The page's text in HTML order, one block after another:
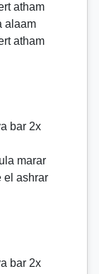
atham
alaam
atham
bar 2x
marar
el ashrar
bar 2x